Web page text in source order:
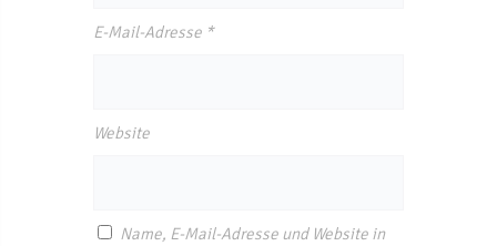
E-Mail-Adresse *
Website
Name, E-Mail-Adresse und Website in